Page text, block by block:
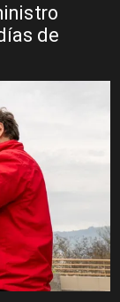
de